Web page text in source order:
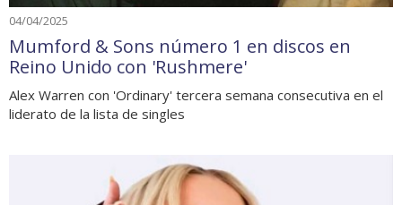
04/04/2025
Mumford & Sons número 1 en discos en
Reino Unido con 'Rushmere'
Alex Warren con 'Ordinary' tercera semana consecutiva en el
liderato de la lista de singles